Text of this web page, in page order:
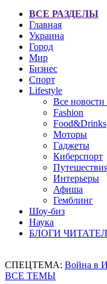
ВСЕ РАЗДЕЛЫ
Главная
Украина
Город
Мир
Бизнес
Спорт
Lifestyle
Все новости
Fashion
Food&Drinks
Моторы
Гаджеты
Киберспорт
Интерьеры
Афиша
Гемблинг
Шоу-биз
Наука
БЛОГИ
СПЕЦТЕМА: Война в
ВСЕ ТЕМЫ